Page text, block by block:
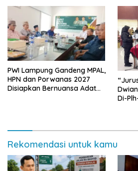
PWI Lampung Gandeng MPAL,
HPN dan Porwanas 2027
Disiapkan Bernuansa Adat
Di-
Rekomendasi untuk kamu